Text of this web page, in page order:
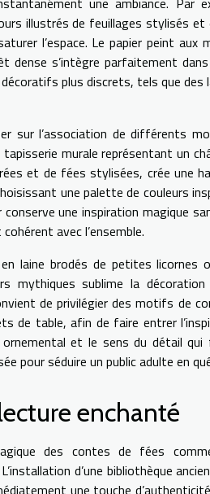
illustrés de feuillages stylisés
l’espace. Le papier peint
s’intègre parfaitement
plus discrets, tels que des
sur l’association de différents
murale représentant un
et de fées stylisées, crée une
une palette de couleurs
une inspiration magique
avec l’ensemble.
laine brodés de petites
mythiques sublime la
de privilégier des motifs de
de table, afin de faire entrer
et le sens du détail
pour séduire un public adulte en
enchanté
des contes de fées
d’une bibliothèque
une touche